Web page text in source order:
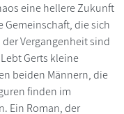
eine hellere Zukunft
Gemeinschaft, die sich
Vergangenheit sind
Gerts kleine
beiden Männern, die
finden im
Ein Roman, der